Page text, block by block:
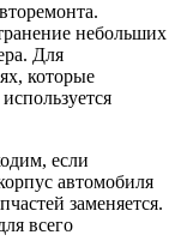
небольших
Для
которые
если
автомобиля
заменяется.
всего